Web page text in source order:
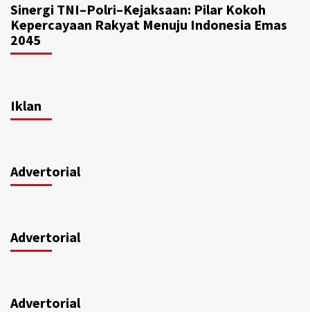
Sinergi TNI–Polri–Kejaksaan: Pilar Kokoh
Kepercayaan Rakyat Menuju Indonesia Emas
2045
Iklan
Advertorial
Advertorial
Advertorial